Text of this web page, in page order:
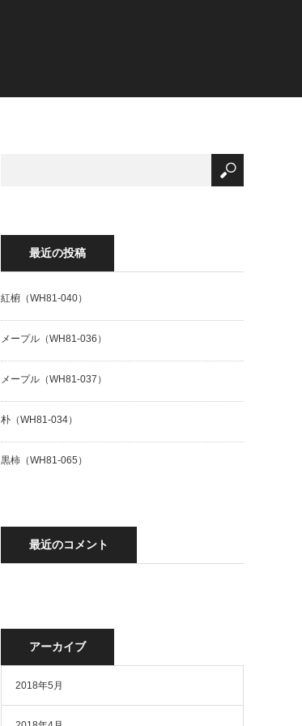
最近の投稿
紅椨（WH81-040）
メープル（WH81-036）
メープル（WH81-037）
朴（WH81-034）
黒柿（WH81-065）
最近のコメント
アーカイブ
2018年5月